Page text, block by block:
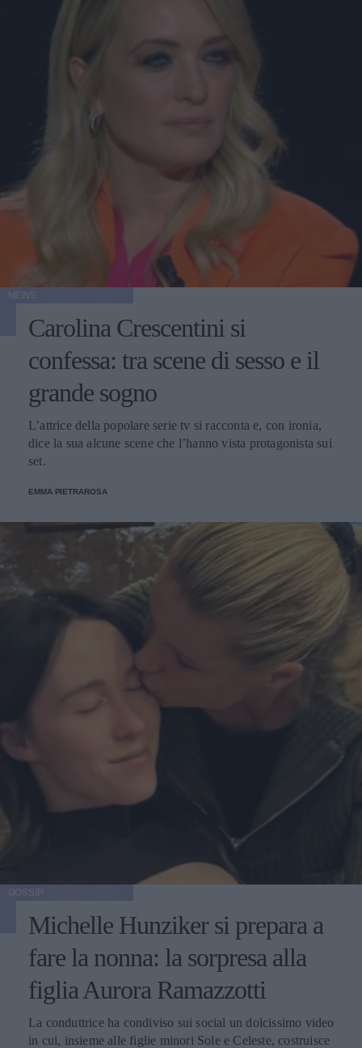
Carolina Crescentini si
confessa: tra scene di sesso e il
grande sogno
L’attrice della popolare serie tv si racconta e, con ironia,
dice la sua alcune scene che l’hanno vista protagonista sui
set.
EMMA PIETRAROSA
Michelle Hunziker si prepara a
fare la nonna: la sorpresa alla
figlia Aurora Ramazzotti
La conduttrice ha condiviso sui social un dolcissimo video
in cui, insieme alle figlie minori Sole e Celeste, costruisce